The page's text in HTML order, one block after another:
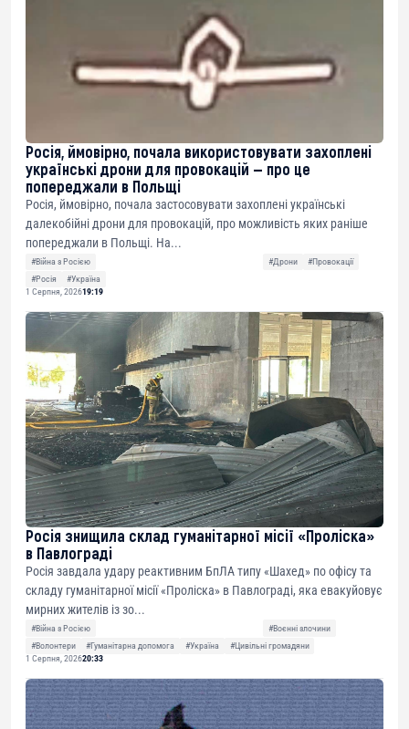
Росія, ймовірно, почала використовувати захоплені
українські дрони для провокацій — про це
попереджали в Польщі
Росія, ймовірно, почала застосовувати захоплені українські
далекобійні дрони для провокацій, про можливість яких раніше
попереджали в Польщі. На...
#Війна з Росією #Дрони
#Провокації
#Росія
#Україна
1 Серпня, 202619:19
Росія знищила склад гуманітарної місії «Проліска»
в Павлограді
Росія завдала удару реактивним БпЛА типу «Шахед» по офісу та
складу гуманітарної місії «Проліска» в Павлограді, яка евакуйовує
мирних жителів із зо...
#Війна з Росією
#Воєнні злочини
#Волонтери
#Гуманітарна допомога #Україна
#Цивільні громадяни
1 Серпня, 202620:33